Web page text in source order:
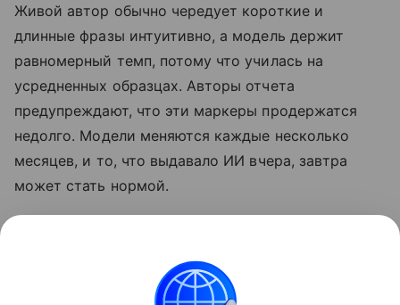
Живой автор обычно чередует короткие и
длинные фразы интуитивно, а модель держит
равномерный темп, потому что училась на
усредненных образцах. Авторы отчета
предупреждают, что эти маркеры продержатся
недолго. Модели меняются каждые несколько
месяцев, и то, что выдавало ИИ вчера, завтра
может стать нормой.
внуков на «ИИ-слопе». Подробности в